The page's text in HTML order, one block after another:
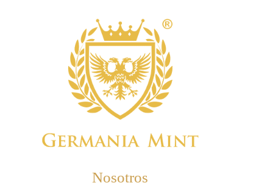
Nosotros